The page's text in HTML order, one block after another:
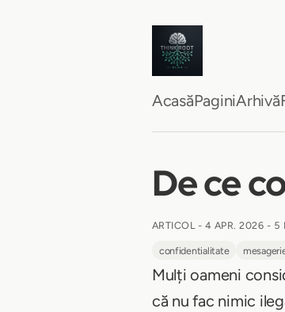
AcasăPaginiArhivă
De ce
ARTICOL - 4 APR. 2026 - 5
confidentialitate
Mulți oameni
că nu fac nimic